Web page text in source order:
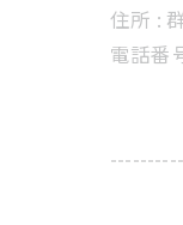
住所 :
電話番